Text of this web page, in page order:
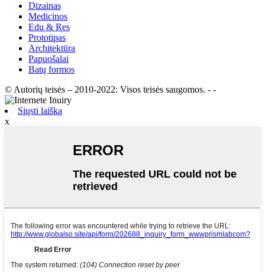
Dizainas
Medicinos
Edu & Res
Prototipas
Architektūra
Papuošalai
Batų formos
© Autorių teisės – 2010-2022: Visos teisės saugomos. - -
Siųsti laišką
x